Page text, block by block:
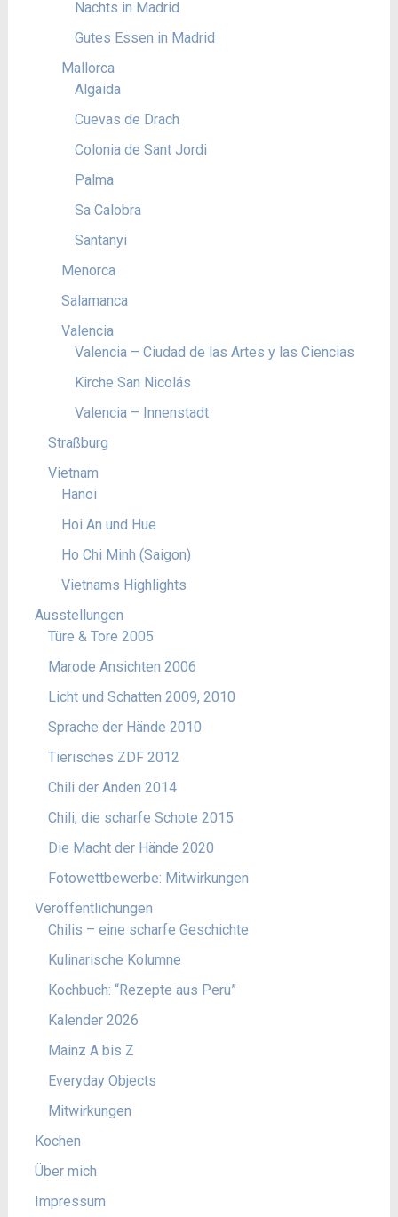
Nachts in Madrid
Gutes Essen in Madrid
Mallorca
Algaida
Cuevas de Drach
Colonia de Sant Jordi
Palma
Sa Calobra
Santanyi
Menorca
Salamanca
Valencia
Valencia – Ciudad de las Artes y las Ciencias
Kirche San Nicolás
Valencia – Innenstadt
Straßburg
Vietnam
Hanoi
Hoi An und Hue
Ho Chi Minh (Saigon)
Vietnams Highlights
Ausstellungen
Türe & Tore 2005
Marode Ansichten 2006
Licht und Schatten 2009, 2010
Sprache der Hände 2010
Tierisches ZDF 2012
Chili der Anden 2014
Chili, die scharfe Schote 2015
Die Macht der Hände 2020
Fotowettbewerbe: Mitwirkungen
Veröffentlichungen
Chilis – eine scharfe Geschichte
Kulinarische Kolumne
Kochbuch: “Rezepte aus Peru”
Kalender 2026
Mainz A bis Z
Everyday Objects
Mitwirkungen
Kochen
Über mich
Impressum